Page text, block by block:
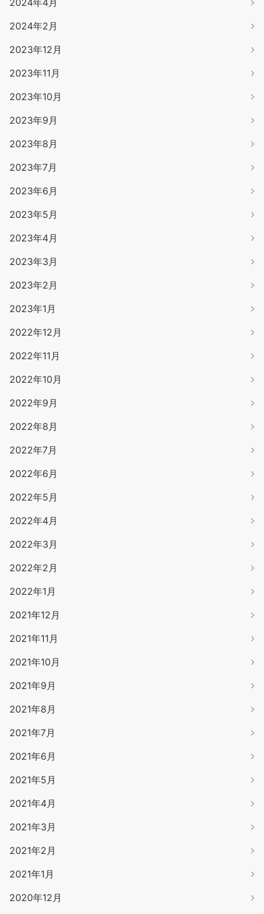
2024年2月
2023年12月
2023年11月
2023年10月
2023年9月
2023年8月
2023年7月
2023年6月
2023年5月
2023年4月
2023年3月
2023年2月
2023年1月
2022年12月
2022年11月
2022年10月
2022年9月
2022年8月
2022年7月
2022年6月
2022年5月
2022年4月
2022年3月
2022年2月
2022年1月
2021年12月
2021年11月
2021年10月
2021年9月
2021年8月
2021年7月
2021年6月
2021年5月
2021年4月
2021年3月
2021年2月
2021年1月
2020年12月